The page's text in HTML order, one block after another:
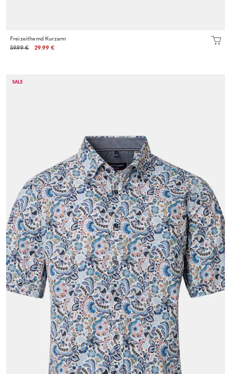
Freizeithemd Kurzarm
59.99 €
29.99 €
SALE